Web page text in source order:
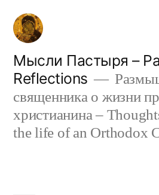
Skip
content
Мысли Пастыря –
Reflections
священника о жизни
христианина –
the life of an Orthodox